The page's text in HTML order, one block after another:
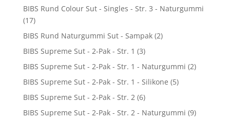
BIBS Rund Colour Sut - Singles - Str. 3 - Naturgummi
(17)
BIBS Rund Naturgummi Sut - Sampak (2)
BIBS Supreme Sut - 2-Pak - Str. 1 (3)
BIBS Supreme Sut - 2-Pak - Str. 1 - Naturgummi (2)
BIBS Supreme Sut - 2-Pak - Str. 1 - Silikone (5)
BIBS Supreme Sut - 2-Pak - Str. 2 (6)
BIBS Supreme Sut - 2-Pak - Str. 2 - Naturgummi (9)